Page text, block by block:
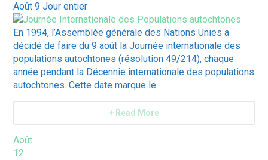
Août 9Jour entier
En 1994, l’Assemblée générale des Nations Unies a
décidé de faire du 9 août la Journée internationale des
populations autochtones (résolution 49/214), chaque
année pendant la Décennie internationale des populations
autochtones. Cette date marque le
+ Read More
Août
12